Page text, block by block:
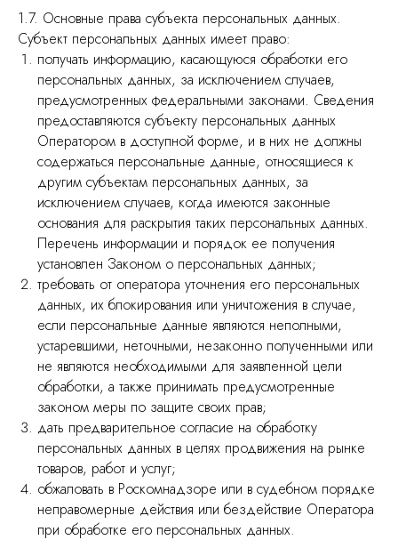
1.7. Основные права субъекта персональных данных.
Субъект персональных данных имеет право:
получать информацию, касающуюся обработки его
персональных данных, за исключением случаев,
предусмотренных федеральными законами. Сведения
предоставляются субъекту персональных данных
Оператором в доступной форме, и в них не должны
содержаться персональные данные, относящиеся к
другим субъектам персональных данных, за
исключением случаев, когда имеются законные
основания для раскрытия таких персональных данных.
Перечень информации и порядок ее получения
установлен Законом о персональных данных;
требовать от оператора уточнения его персональных
данных, их блокирования или уничтожения в случае,
если персональные данные являются неполными,
устаревшими, неточными, незаконно полученными или
не являются необходимыми для заявленной цели
обработки, а также принимать предусмотренные
законом меры по защите своих прав;
дать предварительное согласие на обработку
персональных данных в целях продвижения на рынке
товаров, работ и услуг;
обжаловать в Роскомнадзоре или в судебном порядке
неправомерные действия или бездействие Оператора
при обработке его персональных данных.